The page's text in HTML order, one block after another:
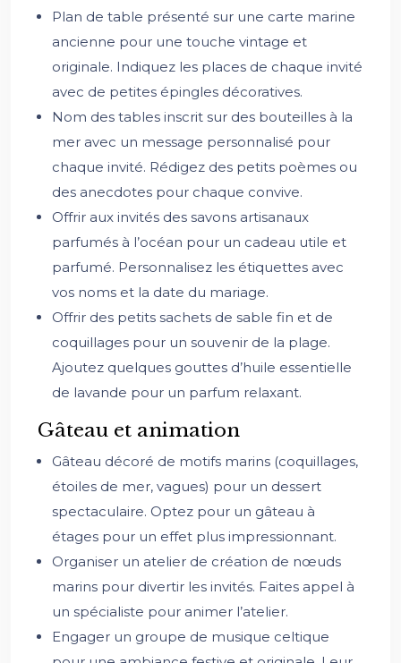
Plan de table présenté sur une carte marine
ancienne pour une touche vintage et
originale. Indiquez les places de chaque invité
avec de petites épingles décoratives.
Nom des tables inscrit sur des bouteilles à la
mer avec un message personnalisé pour
chaque invité. Rédigez des petits poèmes ou
des anecdotes pour chaque convive.
Offrir aux invités des savons artisanaux
parfumés à l’océan pour un cadeau utile et
parfumé. Personnalisez les étiquettes avec
vos noms et la date du mariage.
Offrir des petits sachets de sable fin et de
coquillages pour un souvenir de la plage.
Ajoutez quelques gouttes d’huile essentielle
de lavande pour un parfum relaxant.
Gâteau et animation
Gâteau décoré de motifs marins (coquillages,
étoiles de mer, vagues) pour un dessert
spectaculaire. Optez pour un gâteau à
étages pour un effet plus impressionnant.
Organiser un atelier de création de nœuds
marins pour divertir les invités. Faites appel à
un spécialiste pour animer l’atelier.
Engager un groupe de musique celtique